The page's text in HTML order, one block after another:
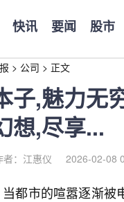
快讯 要闻 股市
> 公司 > 正文
子,魅力无
想,尽享...
者：江惠仪 2026-02-08
都市的喧嚣逐渐被